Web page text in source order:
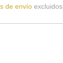
de envío excluidos